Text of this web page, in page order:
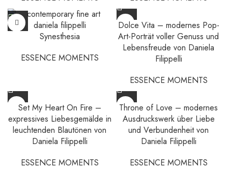
Synesthesia
ESSENCE MOMENTS
Dolce Vita – modernes Pop-
Art-Porträt voller Genuss und
Lebensfreude von Daniela
Filippelli
ESSENCE MOMENTS
Set My Heart On Fire –
expressives Liebesgemälde in
leuchtenden Blautönen von
Daniela Filippelli
ESSENCE MOMENTS
Throne of Love – modernes
Ausdruckswerk über Liebe
und Verbundenheit von
Daniela Filippelli
ESSENCE MOMENTS